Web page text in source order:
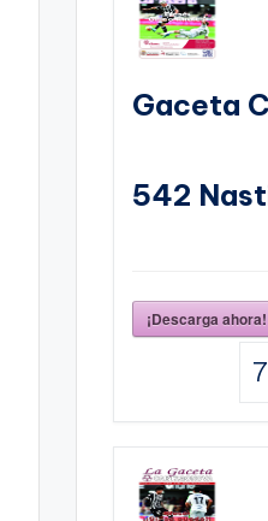
Gaceta
542
¡Descarga ahora!